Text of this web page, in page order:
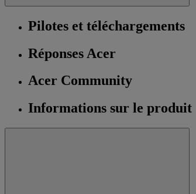
Pilotes et téléchargements
Réponses Acer
Acer Community
Informations sur le produit